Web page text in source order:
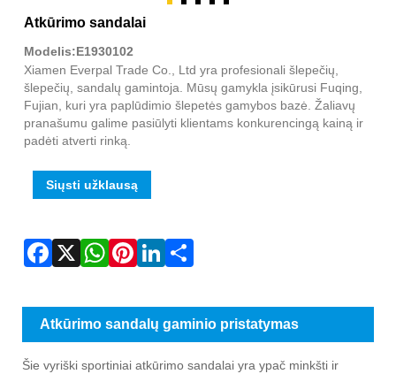
Atkūrimo sandalai
Modelis:E1930102
Xiamen Everpal Trade Co., Ltd yra profesionali šlepečių,
šlepečių, sandalų gamintoja. Mūsų gamykla įsikūrusi Fuqing,
Fujian, kuri yra paplūdimio šlepetės gamybos bazė. Žaliavų
pranašumu galime pasiūlyti klientams konkurencingą kainą ir
padėti atverti rinką.
Siųsti užklausą
Atkūrimo sandalų gaminio pristatymas
Šie vyriški sportiniai atkūrimo sandalai yra ypač minkšti ir